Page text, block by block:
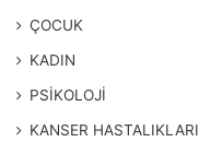
ÇOCUK
KADIN
PSİKOLOJİ
KANSER HASTALIKLARI